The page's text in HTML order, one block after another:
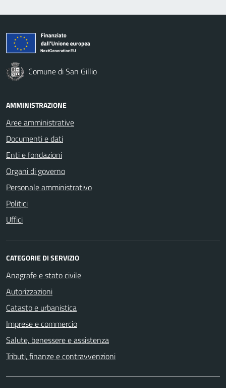
Comune di San Gillio
AMMINISTRAZIONE
Aree amministrative
Documenti e dati
Enti e fondazioni
Organi di governo
Personale amministrativo
Politici
Uffici
CATEGORIE DI SERVIZIO
Anagrafe e stato civile
Autorizzazioni
Catasto e urbanistica
Imprese e commercio
Salute, benessere e assistenza
Tributi, finanze e contravvenzioni